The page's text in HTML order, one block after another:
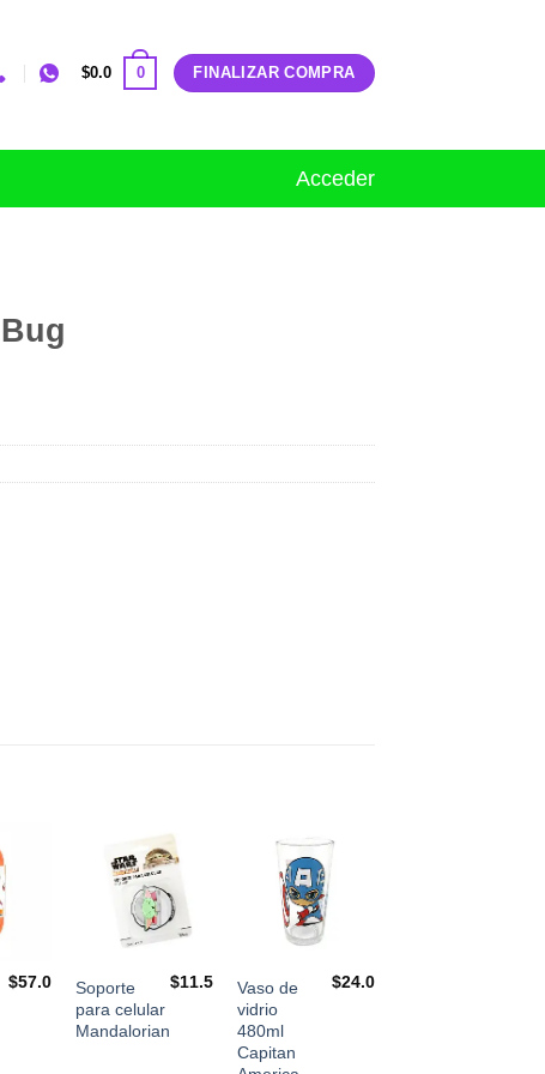
$0.0 0 FINALIZAR COMPRA
Acceder
$57.0
Soporte
para celular
Mandalorian
$11.5
Vaso de
vidrio
480ml
Capitan
$24.0